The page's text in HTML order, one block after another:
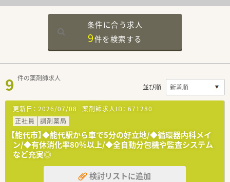
条件に合う求人
9件を検索する
9 件の薬剤師求人
並び順
更新日： 2026/07/08 薬剤師求人ID： 671280
正社員
調剤薬局
【能代市】◆能代駅から車で5分の好立地/◆循環器内科メイ
ン/◆有休消化率80％以上/◆全自動分包機や監査システム
など充実◎
検討リストに追加